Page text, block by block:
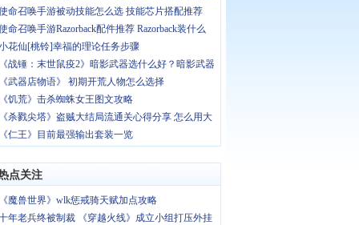
命召唤手游被动技能怎么选 技能芯片搭配推荐
命召唤手游Razorback配件推荐 Razorback装什么
花仙[桃铃]幸福的理论任务步骤
《战锤：末世鼠疫2》暗影武器选什么好？暗影武器
《武器店物语》 初期开荒人物怎么选择
《饥荒》击杀蜘蛛女王图文攻略
《杀戮尖塔》盗贼大结局流通关心得分享 怎么用大
《仁王》目前最强输出套装一览
点关注
《魔兽世界》wlk惩戒骑天赋加点攻略
年老兵终被制裁 《穿越火线》成立小组打压外挂